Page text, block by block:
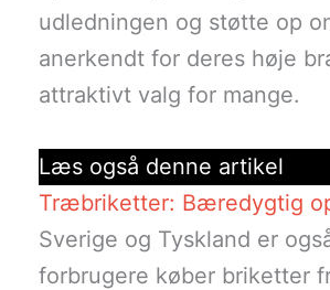
udledningen og støtte op
anerkendt for deres høje
attraktivt valg for mange.
Læs også denne artikel
Træbriketter: Bæredygtig
Sverige og Tyskland er
forbrugere køber briketter